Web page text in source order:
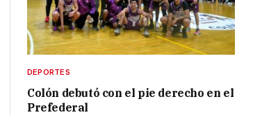
DEPORTES
Colón debutó con el pie derecho en el
Prefederal